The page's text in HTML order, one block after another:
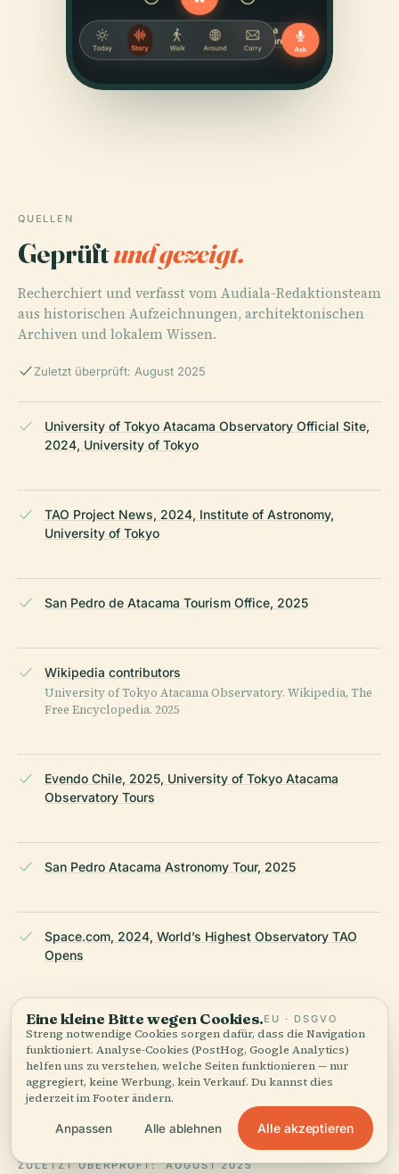
QUELLEN
Geprüftund gezeigt.
Recherchiert und verfasst vom Audiala-Redaktionsteam
aus historischen Aufzeichnungen, architektonischen
Archiven und lokalem Wissen.
Zuletzt überprüft: August 2025
University of Tokyo Atacama Observatory Official Site,
2024, University of Tokyo
TAO Project News, 2024, Institute of Astronomy,
University of Tokyo
San Pedro de Atacama Tourism Office, 2025
Wikipedia contributors
University of Tokyo Atacama Observatory. Wikipedia, The
Free Encyclopedia. 2025
Evendo Chile, 2025, University of Tokyo Atacama
Observatory Tours
San Pedro Atacama Astronomy Tour, 2025
Space.com, 2024, World’s Highest Observatory TAO
Opens
Healthline, 2025, Mountain Sickness and Altitude
Acclimatization
Wikipedia — University of Tokyo Atacama Observatory
ZULETZT ÜBERPRÜFT: AUGUST 2025
Eine kleine Bitte wegen Cookies.EU · DSGVO
Streng notwendige Cookies sorgen dafür, dass die Navigation
funktioniert. Analyse-Cookies (PostHog, Google Analytics)
helfen uns zu verstehen, welche Seiten funktionieren — nur
aggregiert, keine Werbung, kein Verkauf. Du kannst dies
jederzeit im Footer ändern.
Anpassen Alle ablehnen Alle akzeptieren